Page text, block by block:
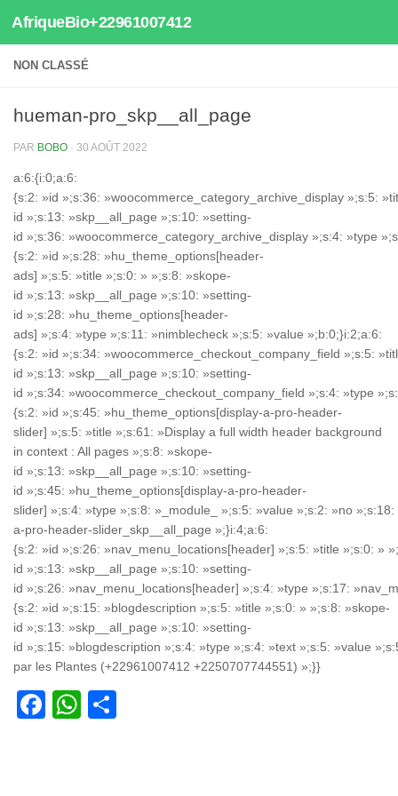
Au dessous du contenu
AfriqueBio+22961007412
NON CLASSÉ
hueman-pro_skp__all_page
PAR BOBO · 30 AOÛT 2022
a:6:{i:0;a:6:
{s:2: »id »;s:36: »woocommerce_category_archive_display »;s:5:
id »;s:13: »skp__all_page »;s:10: »setting-
id »;s:36: »woocommerce_category_archive_display »;s:4: »type
{s:2: »id »;s:28: »hu_theme_options[header-
ads] »;s:5: »title »;s:0: » »;s:8: »skope-
id »;s:13: »skp__all_page »;s:10: »setting-
id »;s:28: »hu_theme_options[header-
ads] »;s:4: »type »;s:11: »nimblecheck »;s:5: »value »;b:0;}i:2;a:6:
{s:2: »id »;s:34: »woocommerce_checkout_company_field »;s:5:
id »;s:13: »skp__all_page »;s:10: »setting-
id »;s:34: »woocommerce_checkout_company_field »;s:4: »type
{s:2: »id »;s:45: »hu_theme_options[display-a-pro-header-
slider] »;s:5: »title »;s:61: »Display a full width header background
in context : All pages »;s:8: »skope-
id »;s:13: »skp__all_page »;s:10: »setting-
id »;s:45: »hu_theme_options[display-a-pro-header-
slider] »;s:4: »type »;s:8: »_module_ »;s:5: »value »;s:2: »no
a-pro-header-slider_skp__all_page »;}i:4;a:6:
{s:2: »id »;s:26: »nav_menu_locations[header] »;s:5: »title »;s:0: »
id »;s:13: »skp__all_page »;s:10: »setting-
id »;s:26: »nav_menu_locations[header] »;s:4: »type »;s:17:
{s:2: »id »;s:15: »blogdescription »;s:5: »title »;s:0: » »;s:8: »skope-
id »;s:13: »skp__all_page »;s:10: »setting-
id »;s:15: »blogdescription »;s:4: »type »;s:4: »text »;s:5: »value
par les Plantes (+22961007412 +2250707744551) »;}}
Facebook
WhatsApp